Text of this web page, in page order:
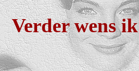
Verder wens